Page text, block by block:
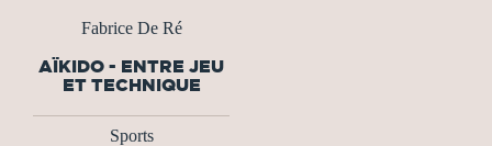
Fabrice De Ré
AÏKIDO - ENTRE JEU
ET TECHNIQUE
Sports